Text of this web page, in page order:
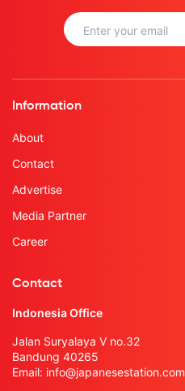
Information
About
Contact
Advertise
Media Partner
Career
Contact
Indonesia Office
Jalan Suryalaya V no.32
Bandung 40265
Email: info@japanesestation.com